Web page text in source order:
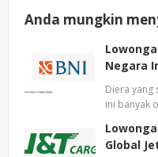
Anda mungkin
Negara
Diera yang
ini banyak
Global